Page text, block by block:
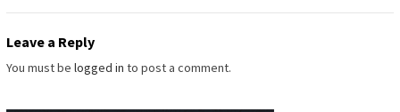
Leave a Reply
You must be logged in to post a comment.